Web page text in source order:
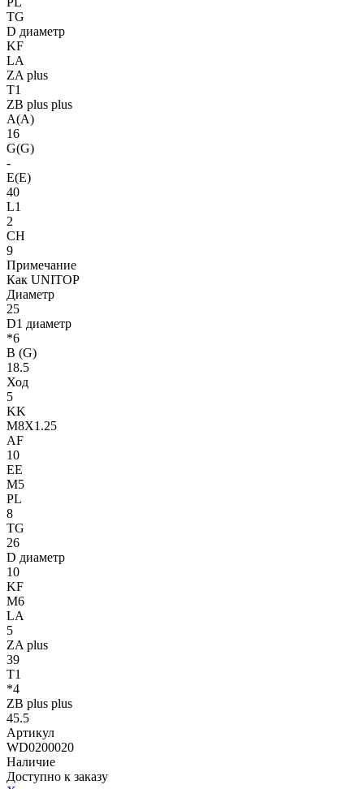
TG
D диаметр
KF
LA
ZA plus
T1
ZB plus plus
A(A)
16
G(G)
-
E(E)
40
L1
2
CH
9
Примечание
Как UNITOP
Диаметр
25
D1 диаметр
*6
B (G)
18.5
Ход
5
KK
M8X1.25
AF
10
EE
M5
PL
8
TG
26
D диаметр
10
KF
M6
LA
5
ZA plus
39
T1
*4
ZB plus plus
45.5
Артикул
WD0200020
Наличие
Доступно к заказу